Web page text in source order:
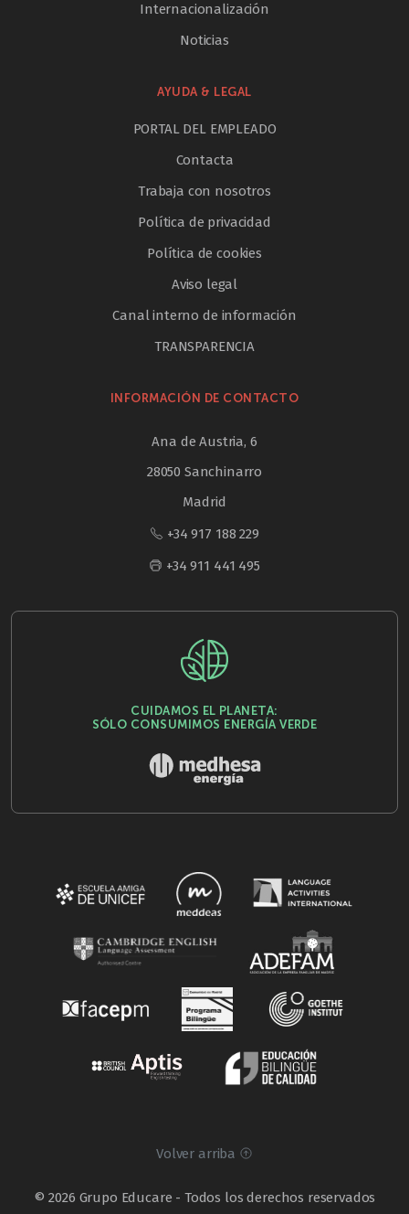
Internacionalización
Noticias
AYUDA & LEGAL
PORTAL DEL EMPLEADO
Contacta
Trabaja con nosotros
Política de privacidad
Política de cookies
Aviso legal
Canal interno de información
TRANSPARENCIA
INFORMACIÓN DE CONTACTO
Ana de Austria, 6
28050 Sanchinarro
Madrid
+34 917 188 229
+34 911 441 495
CUIDAMOS EL PLANETA:
SÓLO CONSUMIMOS ENERGÍA VERDE
Volver arriba
© 2026 Grupo Educare - Todos los derechos reservados